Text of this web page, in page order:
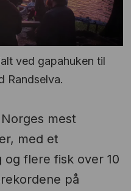
ved gapahuken til
Randselva.
mest
med et
og flere fisk over 10
på